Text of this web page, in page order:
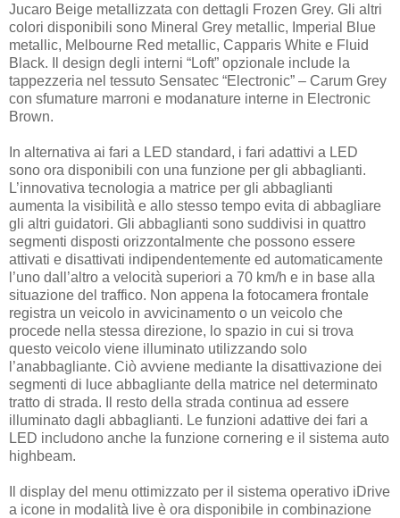
Jucaro Beige metallizzata con dettagli Frozen Grey. Gli altri
colori disponibili sono Mineral Grey metallic, Imperial Blue
metallic, Melbourne Red metallic, Capparis White e Fluid
Black. Il design degli interni “Loft” opzionale include la
tappezzeria nel tessuto Sensatec “Electronic” – Carum Grey
con sfumature marroni e modanature interne in Electronic
Brown.
In alternativa ai fari a LED standard, i fari adattivi a LED
sono ora disponibili con una funzione per gli abbaglianti.
L’innovativa tecnologia a matrice per gli abbaglianti
aumenta la visibilità e allo stesso tempo evita di abbagliare
gli altri guidatori. Gli abbaglianti sono suddivisi in quattro
segmenti disposti orizzontalmente che possono essere
attivati e disattivati indipendentemente ed automaticamente
l’uno dall’altro a velocità superiori a 70 km/h e in base alla
situazione del traffico. Non appena la fotocamera frontale
registra un veicolo in avvicinamento o un veicolo che
procede nella stessa direzione, lo spazio in cui si trova
questo veicolo viene illuminato utilizzando solo
l’anabbagliante. Ciò avviene mediante la disattivazione dei
segmenti di luce abbagliante della matrice nel determinato
tratto di strada. Il resto della strada continua ad essere
illuminato dagli abbaglianti. Le funzioni adattive dei fari a
LED includono anche la funzione cornering e il sistema auto
highbeam.
Il display del menu ottimizzato per il sistema operativo iDrive
a icone in modalità live è ora disponibile in combinazione